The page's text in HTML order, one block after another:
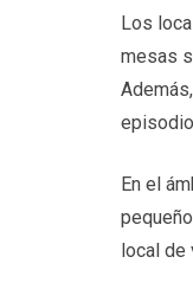
Los
mesas
En el
local de